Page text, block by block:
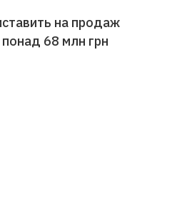
на продаж
понад 68 млн грн